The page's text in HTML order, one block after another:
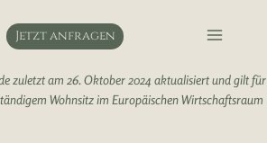
Jetzt anfragen
zuletzt am 26. Oktober 2024 aktualisiert und gilt für
Wohnsitz im Europäischen Wirtschaftsraum